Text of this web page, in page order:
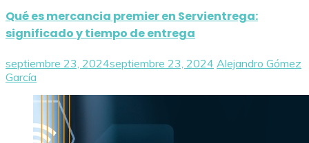
Qué es mercancia premier en Servientrega:
significado y tiempo de entrega
septiembre 23, 2024septiembre 23, 2024 Alejandro Gómez
García